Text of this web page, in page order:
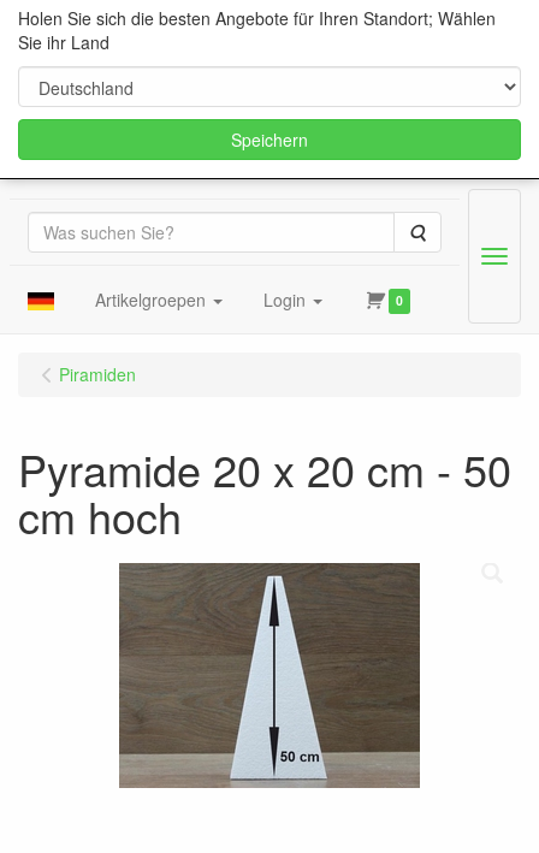
Suche
Artikelgroepen Login 0
Menu
Piramiden
Pyramide 20 x 20 cm - 50
cm hoch
Holen Sie sich die besten Angebote für Ihren Standort; Wählen
Sie ihr Land
Speichern